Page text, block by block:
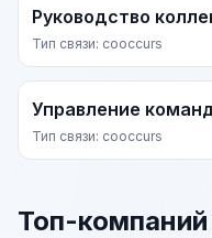
Руководство
Тип связи: cooccurs
Управление
Тип связи: cooccurs
Топ-